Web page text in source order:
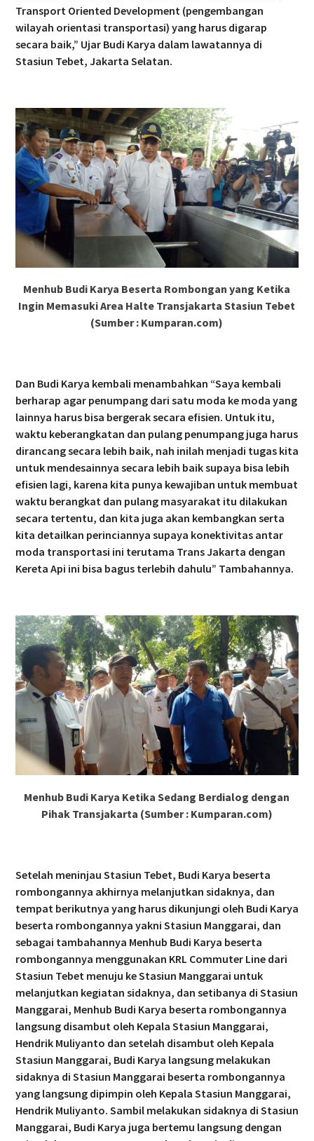
Transport Oriented Development (pengembangan
wilayah orientasi transportasi) yang harus digarap
secara baik,” Ujar Budi Karya dalam lawatannya di
Stasiun Tebet, Jakarta Selatan.
Menhub Budi Karya Beserta Rombongan yang Ketika
Ingin Memasuki Area Halte Transjakarta Stasiun Tebet
(Sumber : Kumparan.com)
Dan Budi Karya kembali menambahkan “Saya kembali
berharap agar penumpang dari satu moda ke moda yang
lainnya harus bisa bergerak secara efisien. Untuk itu,
waktu keberangkatan dan pulang penumpang juga harus
dirancang secara lebih baik, nah inilah menjadi tugas kita
untuk mendesainnya secara lebih baik supaya bisa lebih
efisien lagi, karena kita punya kewajiban untuk membuat
waktu berangkat dan pulang masyarakat itu dilakukan
secara tertentu, dan kita juga akan kembangkan serta
kita detailkan perinciannya supaya konektivitas antar
moda transportasi ini terutama Trans Jakarta dengan
Kereta Api ini bisa bagus terlebih dahulu” Tambahannya.
Menhub Budi Karya Ketika Sedang Berdialog dengan
Pihak Transjakarta (Sumber : Kumparan.com)
Setelah meninjau Stasiun Tebet, Budi Karya beserta
rombongannya akhirnya melanjutkan sidaknya, dan
tempat berikutnya yang harus dikunjungi oleh Budi Karya
beserta rombongannya yakni Stasiun Manggarai, dan
sebagai tambahannya Menhub Budi Karya beserta
rombongannya menggunakan KRL Commuter Line dari
Stasiun Tebet menuju ke Stasiun Manggarai untuk
melanjutkan kegiatan sidaknya, dan setibanya di Stasiun
Manggarai, Menhub Budi Karya beserta rombongannya
langsung disambut oleh Kepala Stasiun Manggarai,
Hendrik Muliyanto dan setelah disambut oleh Kepala
Stasiun Manggarai, Budi Karya langsung melakukan
sidaknya di Stasiun Manggarai beserta rombongannya
yang langsung dipimpin oleh Kepala Stasiun Manggarai,
Hendrik Muliyanto. Sambil melakukan sidaknya di Stasiun
Manggarai, Budi Karya juga bertemu langsung dengan